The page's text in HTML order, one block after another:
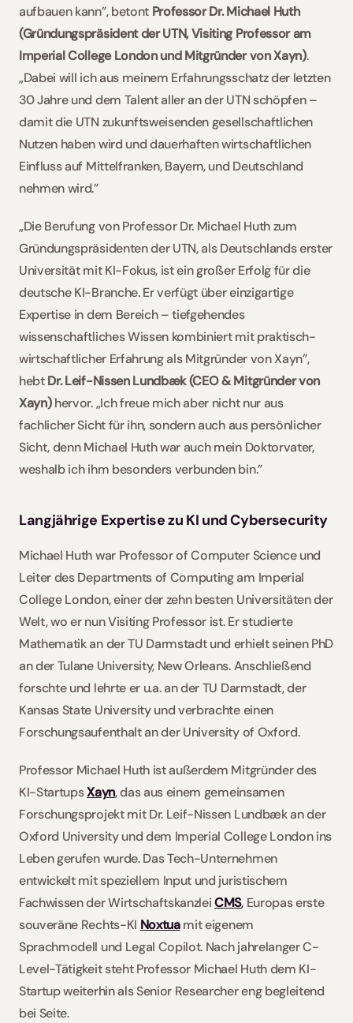
aufbauen kann”, betont Professor Dr. Michael Huth
(Gründungspräsident der UTN, Visiting Professor am
Imperial College London und Mitgründer von Xayn).
„Dabei will ich aus meinem Erfahrungsschatz der letzten
30 Jahre und dem Talent aller an der UTN schöpfen –
damit die UTN zukunftsweisenden gesellschaftlichen
Nutzen haben wird und dauerhaften wirtschaftlichen
Einfluss auf Mittelfranken, Bayern, und Deutschland
nehmen wird.”
„Die Berufung von Professor Dr. Michael Huth zum
Gründungspräsidenten der UTN, als Deutschlands erster
Universität mit KI-Fokus, ist ein großer Erfolg für die
deutsche KI-Branche. Er verfügt über einzigartige
Expertise in dem Bereich – tiefgehendes
wissenschaftliches Wissen kombiniert mit praktisch-
wirtschaftlicher Erfahrung als Mitgründer von Xayn”,
hebt Dr. Leif-Nissen Lundbæk (CEO & Mitgründer von
Xayn) hervor. „Ich freue mich aber nicht nur aus
fachlicher Sicht für ihn, sondern auch aus persönlicher
Sicht, denn Michael Huth war auch mein Doktorvater,
weshalb ich ihm besonders verbunden bin.”
Langjährige Expertise zu KI und Cybersecurity
Michael Huth war Professor of Computer Science und
Leiter des Departments of Computing am Imperial
College London, einer der zehn besten Universitäten der
Welt, wo er nun Visiting Professor ist. Er studierte
Mathematik an der TU Darmstadt und erhielt seinen PhD
an der Tulane University, New Orleans. Anschließend
forschte und lehrte er u.a. an der TU Darmstadt, der
Kansas State University und verbrachte einen
Forschungsaufenthalt an der University of Oxford.
Professor Michael Huth ist außerdem Mitgründer des
KI-Startups Xayn, das aus einem gemeinsamen
Forschungsprojekt mit Dr. Leif-Nissen Lundbæk an der
Oxford University und dem Imperial College London ins
Leben gerufen wurde. Das Tech-Unternehmen
entwickelt mit speziellem Input und juristischem
Fachwissen der Wirtschaftskanzlei CMS, Europas erste
souveräne Rechts-KI Noxtua mit eigenem
Sprachmodell und Legal Copilot. Nach jahrelanger C-
Level-Tätigkeit steht Professor Michael Huth dem KI-
Startup weiterhin als Senior Researcher eng begleitend
bei Seite.